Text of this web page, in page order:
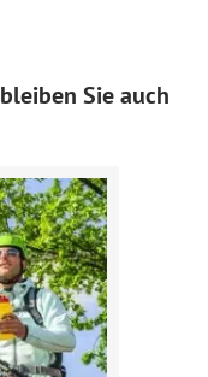
Sie auch